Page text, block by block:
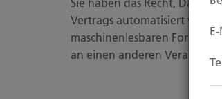
Sie haben das Recht,
Vertrags automatisiert
maschinenlesbaren Format
an einen anderen